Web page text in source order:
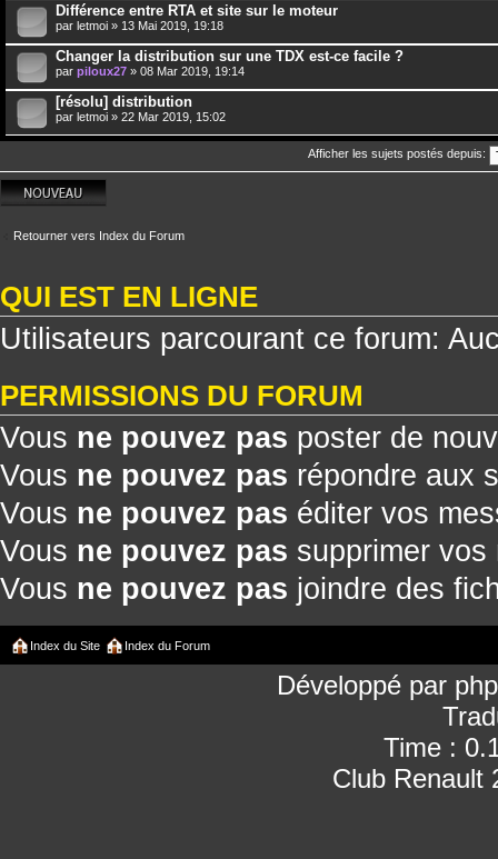
Différence entre RTA et site sur le moteur
par letmoi » 13 Mai 2019, 19:18
Changer la distribution sur une TDX est-ce facile ?
par piloux27 » 08 Mar 2019, 19:14
[résolu] distribution
par letmoi » 22 Mar 2019, 15:02
Afficher les sujets postés depuis:
Écrire un nouveau
sujet
Retourner vers Index du Forum
QUI EST EN LIGNE
Utilisateurs parcourant ce forum:
PERMISSIONS DU FORUM
Vous ne pouvez pas poster de
Vous ne pouvez pas répondre aux
Vous ne pouvez pas éditer vos
Vous ne pouvez pas supprimer vos
Vous ne pouvez pas joindre des
Index du Site Index du Forum
Développé par
Time :
Club Renault